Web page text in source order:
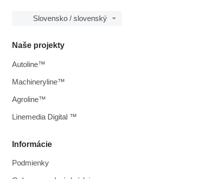
Slovensko / slovenský
Informácie
Podmienky
Naše projekty
Autoline™
Machineryline™
Agroline™
Linemedia Digital ™